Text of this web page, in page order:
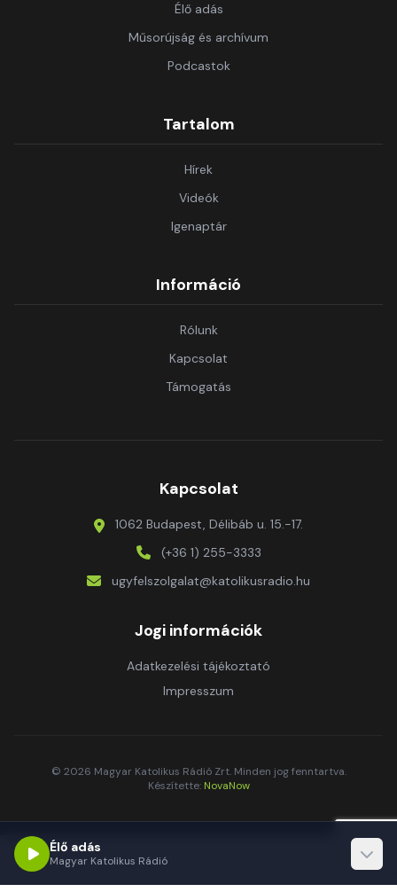
Élő adás
Műsorújság és archívum
Podcastok
Tartalom
Hírek
Videók
Igenaptár
Információ
Rólunk
Kapcsolat
Támogatás
Kapcsolat
1062 Budapest, Délibáb u. 15.-17.
(+36 1) 255-3333
ugyfelszolgalat@katolikusradio.hu
Jogi információk
Adatkezelési tájékoztató
Impresszum
© 2026 Magyar Katolikus Rádió Zrt. Minden jog fenntartva.
Készítette: NovaNow
Élő adás
Magyar Katolikus Rádió